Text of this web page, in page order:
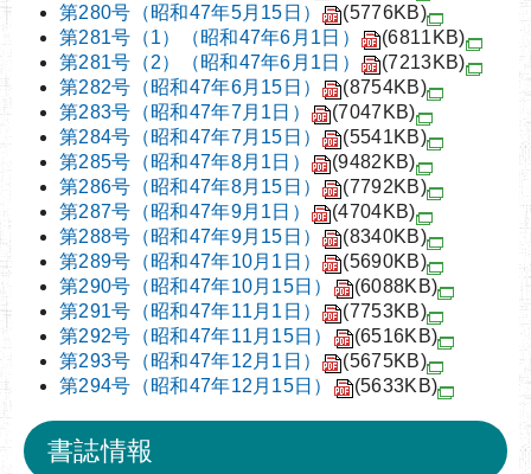
第280号（昭和47年5月15日）
(5776KB)
第281号（1）（昭和47年6月1日）
(6811KB)
第281号（2）（昭和47年6月1日）
(7213KB)
第282号（昭和47年6月15日）
(8754KB)
第283号（昭和47年7月1日）
(7047KB)
第284号（昭和47年7月15日）
(5541KB)
第285号（昭和47年8月1日）
(9482KB)
第286号（昭和47年8月15日）
(7792KB)
第287号（昭和47年9月1日）
(4704KB)
第288号（昭和47年9月15日）
(8340KB)
第289号（昭和47年10月1日）
(5690KB)
第290号（昭和47年10月15日）
(6088KB)
第291号（昭和47年11月1日）
(7753KB)
第292号（昭和47年11月15日）
(6516KB)
第293号（昭和47年12月1日）
(5675KB)
第294号（昭和47年12月15日）
(5633KB)
書誌情報